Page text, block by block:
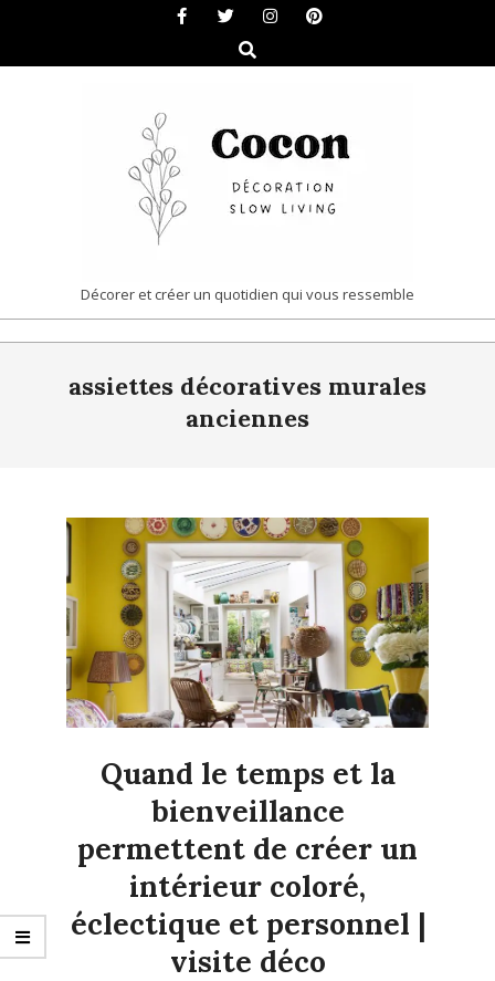
content
Search
COCON
|
DÉCORATION
Décorer et créer un quotidien qui vous ressemble
Navigationassiettes décoratives murales
anciennes
Quand le temps et la
bienveillance
permettent de créer un
intérieur coloré,
éclectique et personnel |
visite déco